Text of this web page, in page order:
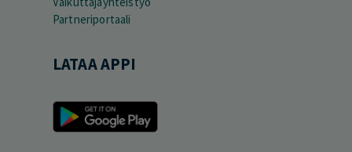
Partneriportaali
LATAA APPI